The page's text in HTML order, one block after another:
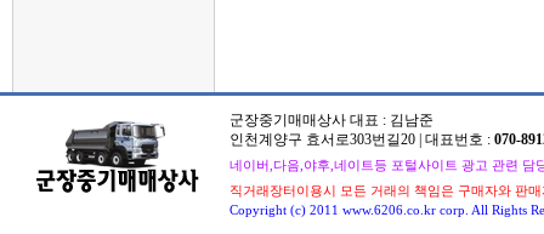
군장중기매매상사 대표 : 김남준
인천계양구 효서로303번길20 | 대표번호 : 070-
네이버,다음,야후,네이트등 포털사이트 광고 관련 담
직거래장터이용시 모든 거래의 책임은 구매자와 판
Copyright (c) 2011 www.6206.co.kr corp. All Rights